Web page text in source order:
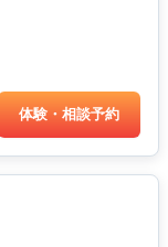
体験・相談予約